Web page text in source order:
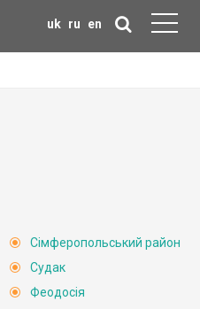
uk ru en
Сімферопольський район
Судак
Феодосія